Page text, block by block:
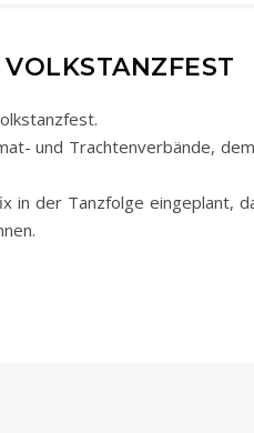
und Trachtenverbände,
in der Tanzfolge eingeplant,